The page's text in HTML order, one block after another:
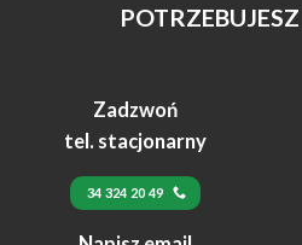
Zadzwoń
tel. stacjonarny
34 324 20 49